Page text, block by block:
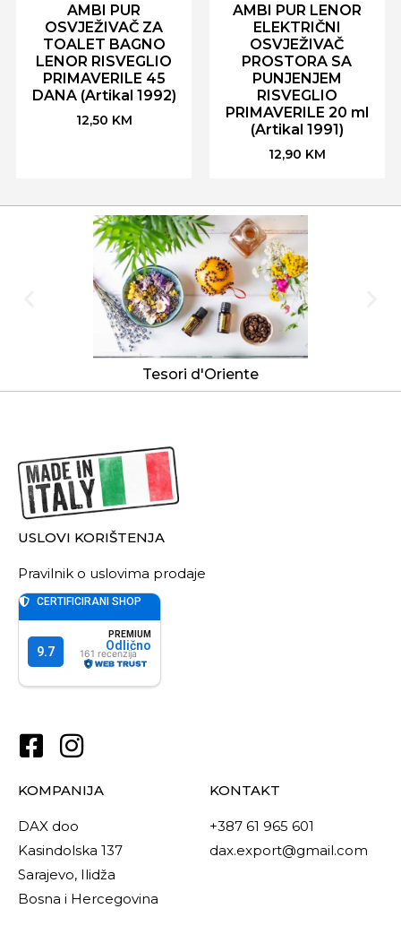
AMBI PUR
OSVJEŽIVAČ ZA
TOALET BAGNO
LENOR RISVEGLIO
PRIMAVERILE 45
DANA (Artikal 1992)
12,50 KM
AMBI PUR LENOR
ELEKTRIČNI
OSVJEŽIVAČ
PROSTORA SA
PUNJENJEM
RISVEGLIO
PRIMAVERILE 20 ml
(Artikal 1991)
12,90 KM
Tesori d'Oriente
USLOVI KORIŠTENJA
Pravilnik o uslovima prodaje
KOMPANIJA
DAX doo
Kasindolska 137
Sarajevo, Ilidža
Bosna i Hercegovina
KONTAKT
+387 61 965 601
dax.export@gmail.com